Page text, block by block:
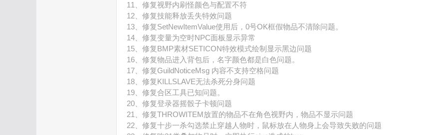
11、修复视野内刷怪颜色与配置不符
12、修复技能释放丢失特效问题
13、修复SetNewItemValue使用后，0号OK框假物品不清除问题。
14、修复变量为空时NPC面板显示异常
15、修复BMP素材SETICON特效模式绘制显示黑边问题
16、修复物品进入背包后，名字颜色都是白色问题。
17、修复GuildNoticeMsg 内容不支持空格问题
18、修复KILLSLAVE无法杀死分身问题
19、修复合区工具已知问题。
20、修复登录器摇骰子卡顿问题
21、修复THROWITEM放置的物品不在角色视野内，物品不显示问题
22、修复十步一杀勾选禁止穿越人物时，鼠标放在人物身上会导致失败的问题